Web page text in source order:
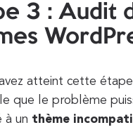
3 : Audit
avez atteint cette
que le problème
à un thème